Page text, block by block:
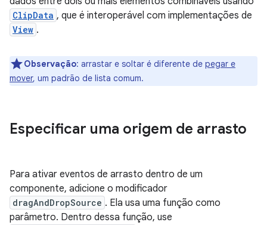
ClipData , que é interoperável com implementações de
View .
Observação: arrastar e soltar é diferente de pegar e
mover, um padrão de lista comum.
Especificar uma origem de arrasto
Para ativar eventos de arrasto dentro de um
componente, adicione o modificador
dragAndDropSource . Ela usa uma função como
parâmetro. Dentro dessa função, use